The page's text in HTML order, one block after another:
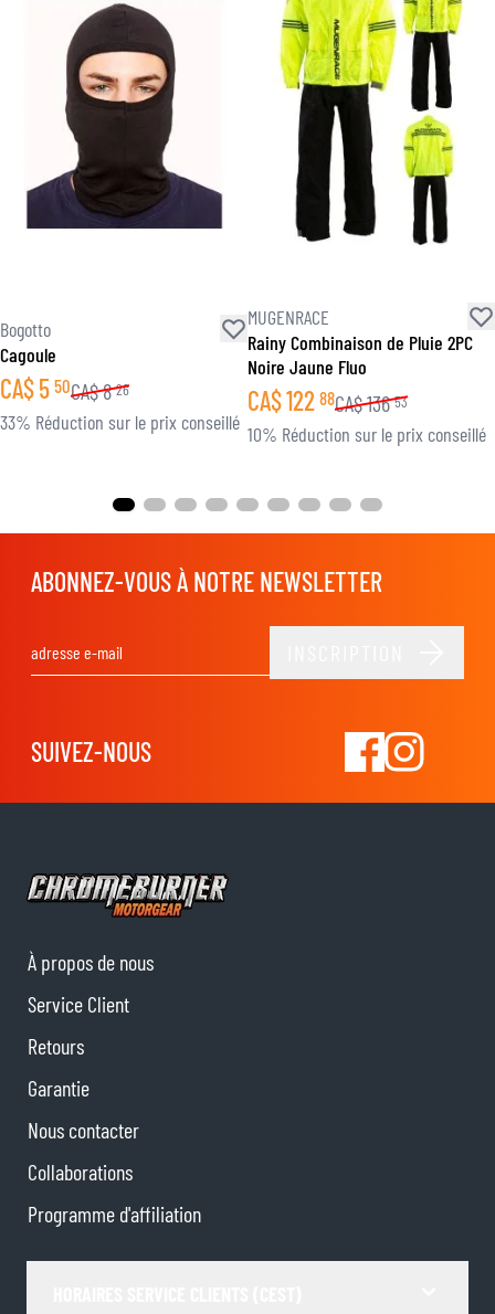
Bogotto
Cagoule
CA$5 50CA$8 26
33% Réduction sur le prix conseillé
MUGENRACE
Rainy Combinaison de Pluie 2PC
Noire Jaune Fluo
CA$122 88CA$136 53
10% Réduction sur le prix conseillé
ABONNEZ-VOUS À NOTRE NEWSLETTER
SUIVEZ-NOUS
À propos de nous
Service Client
Retours
Garantie
Nous contacter
Collaborations
Programme d'affiliation